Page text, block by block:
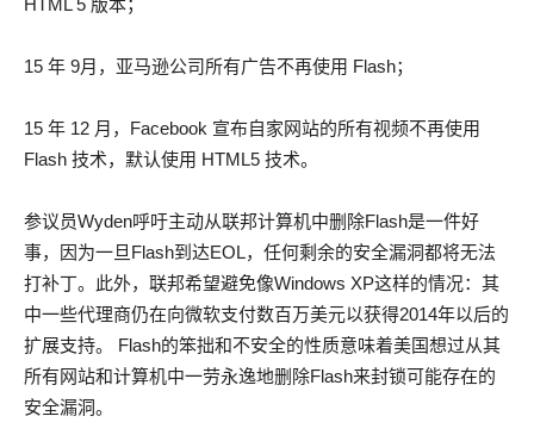
HTML 5 版本；
15 年 9月，亚马逊公司所有广告不再使用 Flash；
15 年 12 月，Facebook 宣布自家网站的所有视频不再使用
Flash 技术，默认使用 HTML5 技术。
参议员Wyden呼吁主动从联邦计算机中删除Flash是一件好
事，因为一旦Flash到达EOL，任何剩余的安全漏洞都将无法
打补丁。此外，联邦希望避免像Windows XP这样的情况：其
中一些代理商仍在向微软支付数百万美元以获得2014年以后的
扩展支持。 Flash的笨拙和不安全的性质意味着美国想过从其
所有网站和计算机中一劳永逸地删除Flash来封锁可能存在的
安全漏洞。